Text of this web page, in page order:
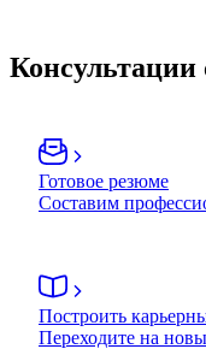
Консультации
Готовое резюме
Составим
Построить
Переходите на